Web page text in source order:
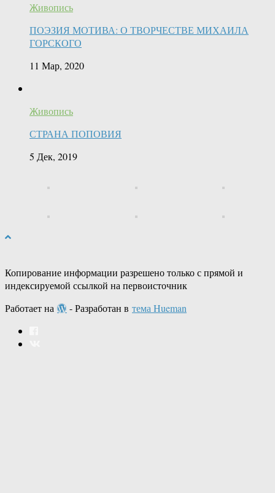
Живопись
ПОЭЗИЯ МОТИВА: О ТВОРЧЕСТВЕ МИХАИЛА
ГОРСКОГО
11 Мар, 2020
Живопись
СТРАНА ПОПОВИЯ
5 Дек, 2019
Копирование информации разрешено только с прямой и
индексируемой ссылкой на первоисточник
Работает на
- Разработан в тема Hueman